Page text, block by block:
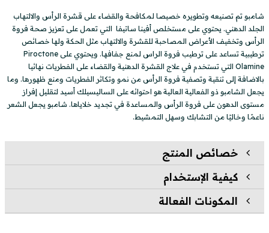
شامبو تم تصنيعه وتطويره خصيصا لمكافحة والقضاء على قشرة الرأس والالتهاب
الجلد الدهني. يحتوي على مستخلص أفينا ساتيفا التي تعمل على تعزيز صحة فروة
الرأس وتخفيف الأعراض المصاحبة للقشرة والالتهاب مثل الحكة ولها خصائص
ترطيبية تساعد على ترطيب فروة الراس لمنع جفافها. ويحتوي على Piroctone
Olamine التي تستخدم في علاج القشرة الدهنية والقضاء على الفطريات نهائيا
بالاضافة إلى تنقية وتصفية فروة الرأس من نمو وتكاثر الفطريات ومنع ظهورها. وما
يجعل الشامبو ذو الفعالية العالية هو احتوائه على الساليسيلك أسيد لتقليل إفراز
مستوى الدهون على فروة الرأس والمساعدة في تجديد خلاياها. شامبو يجعل الشعر
ناعمًا وخاليًا من التشابك وسهل التمشيط.
خصائص المنتج
كيفية الإستخدام
المكونات الفعالة